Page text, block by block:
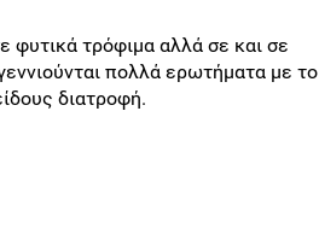
φυτικά τρόφιμα αλλά σε και σε
πολλά ερωτήματα με το
διατροφή.